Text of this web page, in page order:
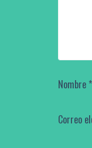
Nombre *
Correo